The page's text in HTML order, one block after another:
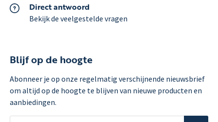
Direct antwoord
Bekijk de veelgestelde vragen
Blijf op de hoogte
Abonneer je op onze regelmatig verschijnende nieuwsbrief
om altijd op de hoogte te blijven van nieuwe producten en
aanbiedingen.